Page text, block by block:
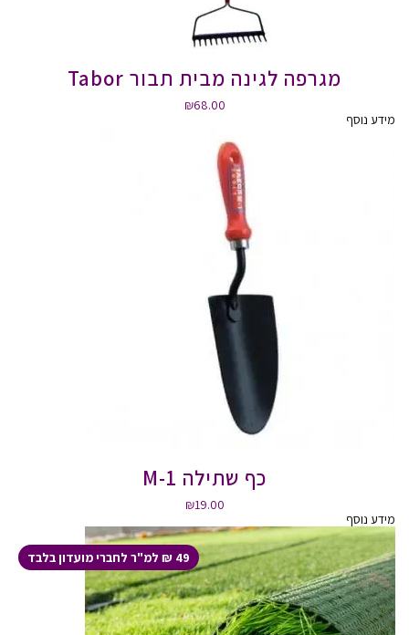
מגרפה לגינה מבית תבור Tabor
₪68.00
מידע נוסף
כף שתילה M-1
₪19.00
מידע נוסף
49 ₪ למ"ר לחברי מועדון בלבד